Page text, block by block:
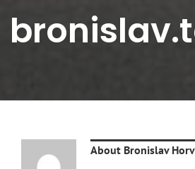
About Bronislav